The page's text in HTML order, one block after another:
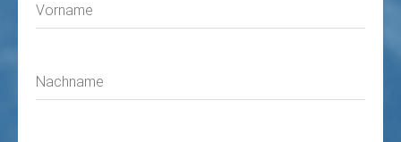
Vorname
Nachname